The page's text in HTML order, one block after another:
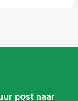
post naar